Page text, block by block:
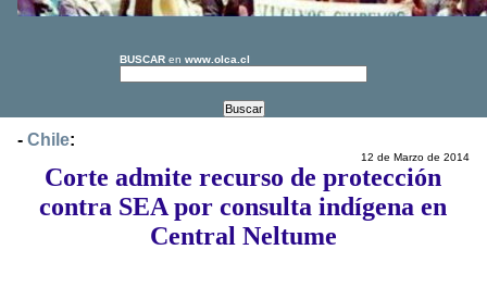
BUSCAR en www.olca.cl
- Chile:
12 de Marzo de 2014
Corte admite recurso de protección
contra SEA por consulta indígena en
Central Neltume